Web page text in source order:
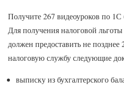
Получите 267 видеоуроков по 1С
Для получения налоговой
должен предоставить не позднее
налоговую службу следующие
выписку из бухгалтерского